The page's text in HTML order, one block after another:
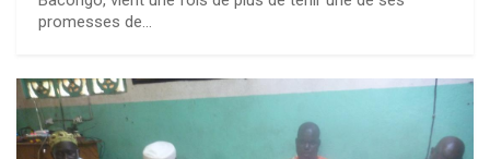
promesses de…